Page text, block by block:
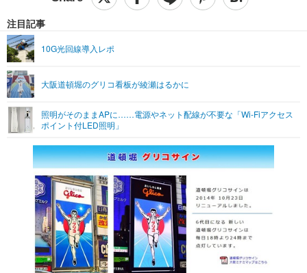
ショッピング その他
エンタメTOP 映画・ドラマ
グラビア
ショッピング その他
ライフTOP
リリース一覧
プッシュ通知の停止方法
注目記事
10G光回線導入レポ
大阪道頓堀のグリコ看板が綾瀬はるかに
照明がそのままAPに……電源やネット配線が不要な「Wi-Fiアクセス
ポイント付LED照明」